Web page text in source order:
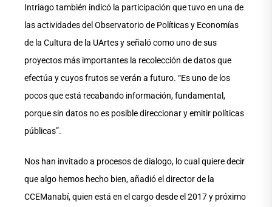
Intriago también indicó la participación que tuvo en una de
las actividades del Observatorio de Políticas y Economías
de la Cultura de la UArtes y señaló como uno de sus
proyectos más importantes la recolección de datos que
efectúa y cuyos frutos se verán a futuro. “Es uno de los
pocos que está recabando información, fundamental,
porque sin datos no es posible direccionar y emitir políticas
públicas”.
Nos han invitado a procesos de dialogo, lo cual quiere decir
que algo hemos hecho bien, añadió el director de la
CCEManabí, quien está en el cargo desde el 2017 y próximo